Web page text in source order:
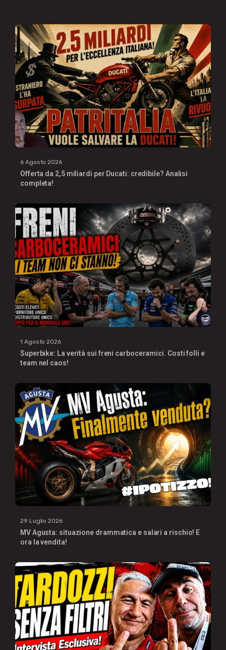
6 Agosto 2026
Offerta da 2,5 miliardi per Ducati: credibile? Analisi
completa!
1 Agosto 2026
Superbike: La verità sui freni carboceramici. Costi folli e
team nel caos!
29 Luglio 2026
MV Agusta: situazione drammatica e salari a rischio! E
ora la vendita!